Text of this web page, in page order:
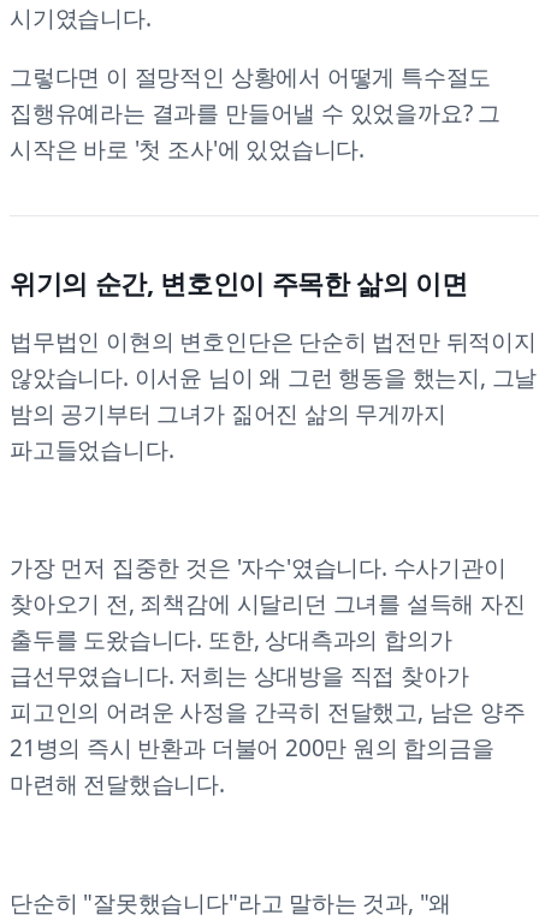
시기였습니다.
그렇다면 이 절망적인 상황에서 어떻게 특수절도
집행유예라는 결과를 만들어낼 수 있었을까요? 그
시작은 바로 '첫 조사'에 있었습니다.
위기의 순간, 변호인이 주목한 삶의 이면
법무법인 이현의 변호인단은 단순히 법전만 뒤적이지
않았습니다. 이서윤 님이 왜 그런 행동을 했는지, 그날
밤의 공기부터 그녀가 짊어진 삶의 무게까지
파고들었습니다.
가장 먼저 집중한 것은 '자수'였습니다. 수사기관이
찾아오기 전, 죄책감에 시달리던 그녀를 설득해 자진
출두를 도왔습니다. 또한, 상대측과의 합의가
급선무였습니다. 저희는 상대방을 직접 찾아가
피고인의 어려운 사정을 간곡히 전달했고, 남은 양주
21병의 즉시 반환과 더불어 200만 원의 합의금을
마련해 전달했습니다.
단순히 "잘못했습니다"라고 말하는 것과, "왜